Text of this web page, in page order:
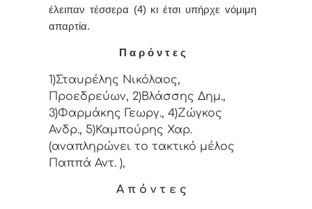
έλειπαν τέσσερα (4) κι έτσι υπήρχε vόμιμη
απαρτία.
Π α ρ ό ν τ ε ς
1)Σταυρέλης Νικόλαος,
Προεδρεύων, 2)Βλάσσης Δημ.,
3)Φαρμάκης Γεωργ., 4)Ζώγκος
Ανδρ., 5)Καμπούρης Χαρ.
(αναπληρώνει το τακτικό μέλος
Παππά Αντ. ),
Α π ό ν τ ε ς